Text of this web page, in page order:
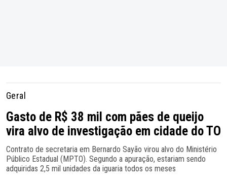
Geral
Gasto de R$ 38 mil com pães de queijo
vira alvo de investigação em cidade do TO
Contrato de secretaria em Bernardo Sayão virou alvo do Ministério
Público Estadual (MPTO). Segundo a apuração, estariam sendo
adquiridas 2,5 mil unidades da iguaria todos os meses